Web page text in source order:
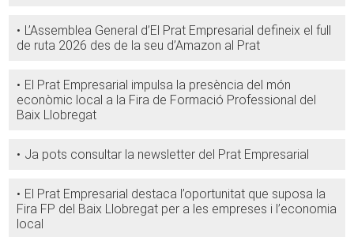
L’Assemblea General d’El Prat Empresarial defineix el full
de ruta 2026 des de la seu d’Amazon al Prat
El Prat Empresarial impulsa la presència del món
econòmic local a la Fira de Formació Professional del
Baix Llobregat
Ja pots consultar la newsletter del Prat Empresarial
El Prat Empresarial destaca l’oportunitat que suposa la
Fira FP del Baix Llobregat per a les empreses i l’economia
local